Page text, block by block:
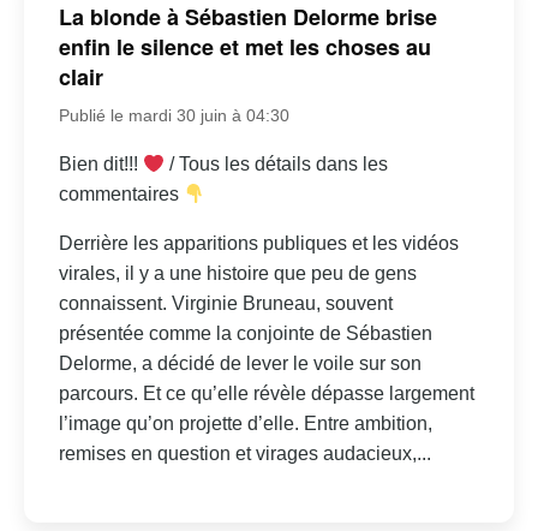
La blonde à Sébastien Delorme brise
enfin le silence et met les choses au
clair
Publié le mardi 30 juin à 04:30
Bien dit!!!
/ Tous les détails dans les
commentaires
Derrière les apparitions publiques et les vidéos
virales, il y a une histoire que peu de gens
connaissent. Virginie Bruneau, souvent
présentée comme la conjointe de Sébastien
Delorme, a décidé de lever le voile sur son
parcours. Et ce qu’elle révèle dépasse largement
l’image qu’on projette d’elle. Entre ambition,
remises en question et virages audacieux,...